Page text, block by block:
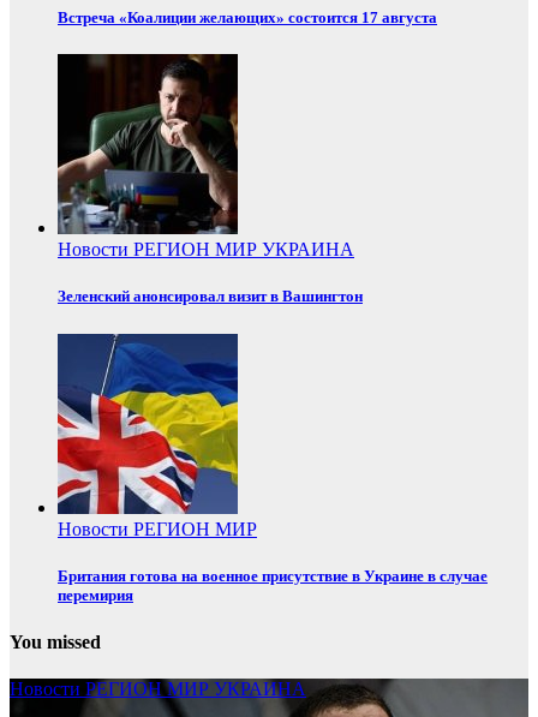
Встреча «Коалиции желающих» состоится 17 августа
Новости РЕГИОН МИР УКРАИНА
Зеленский анонсировал визит в Вашингтон
Новости РЕГИОН МИР
Британия готова на военное присутствие в Украине в случае
перемирия
You missed
Новости РЕГИОНМИР УКРАИНА